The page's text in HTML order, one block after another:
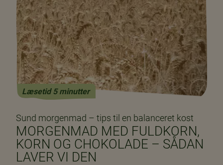
Læsetid 5 minutter
Sund morgenmad – tips til en balanceret kost
MORGENMAD MED FULDKORN,
KORN OG CHOKOLADE – SÅDAN
LAVER VI DEN